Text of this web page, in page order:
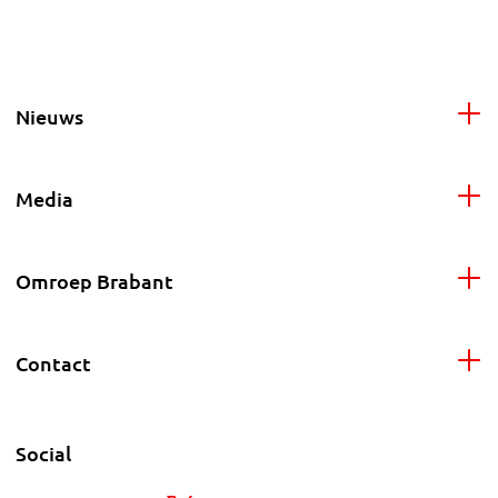
Nieuws
Media
Omroep Brabant
Contact
Social